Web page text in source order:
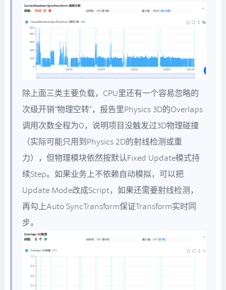
除上面三类主要负载，CPU里还有一个容易忽略的
次级开销“物理空转”，报告里Physics 3D的Overlaps
调用次数全程为0，说明项目没触发过3D物理碰撞
（实际可能只用到Physics 2D的射线检测或重
力），但物理模块依然按默认Fixed Update模式持
续Step。如果业务上不依赖自动模拟，可以把
Update Mode改成Script，如果还需要射线检测，
再勾上Auto SyncTransform保证Transform实时同
步。